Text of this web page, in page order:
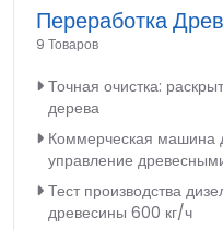
Переработка
9 Товаров
Точная очистка:
дерева
Коммерческая машина
управление
Тест производства
древесины 600 кг/ч